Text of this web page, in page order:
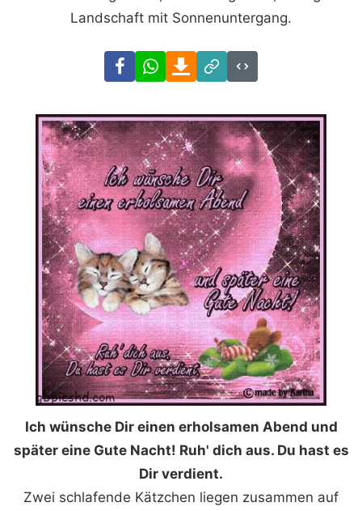
Landschaft mit Sonnenuntergang.
FacebookWhatsAppDownload
Link
Code
Ich wünsche Dir einen erholsamen Abend und
später eine Gute Nacht! Ruh' dich aus. Du hast es
Dir verdient.
Zwei schlafende Kätzchen liegen zusammen auf